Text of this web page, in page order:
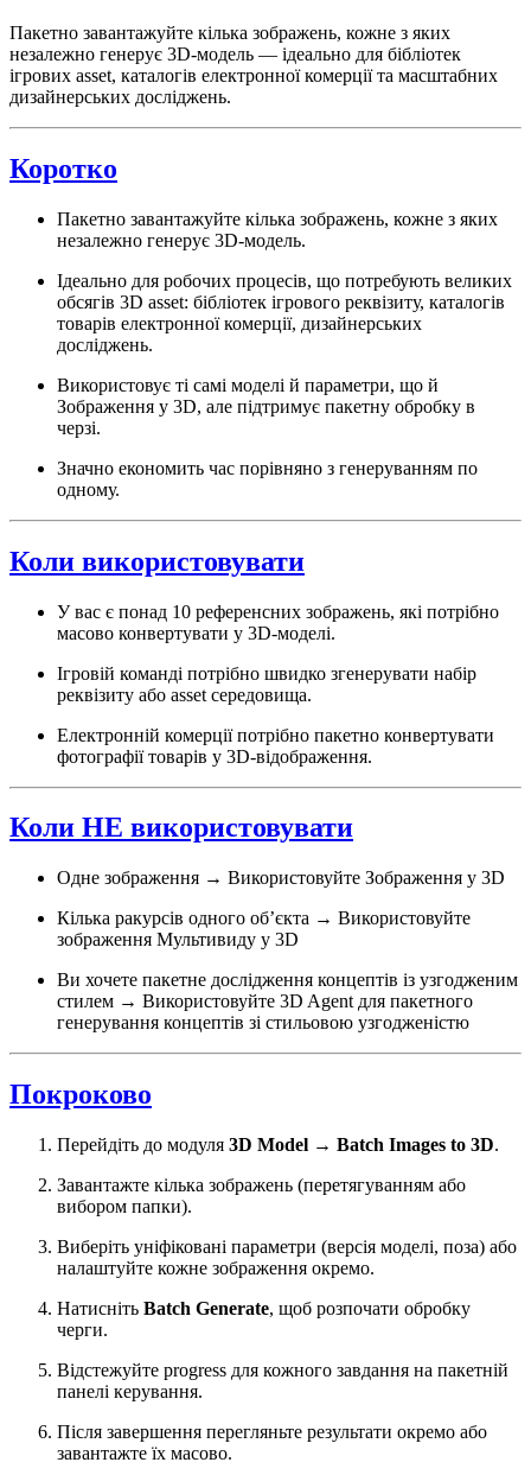
Пакетно завантажуйте кілька зображень, кожне з яких
незалежно генерує 3D-модель — ідеально для бібліотек
ігрових asset, каталогів електронної комерції та масштабних
дизайнерських досліджень.
Коротко
Пакетно завантажуйте кілька зображень, кожне з яких
незалежно генерує 3D-модель.
Ідеально для робочих процесів, що потребують великих
обсягів 3D asset: бібліотек ігрового реквізиту, каталогів
товарів електронної комерції, дизайнерських
досліджень.
Використовує ті самі моделі й параметри, що й
Зображення у 3D, але підтримує пакетну обробку в
черзі.
Значно економить час порівняно з генеруванням по
одному.
Коли використовувати
У вас є понад 10 референсних зображень, які потрібно
масово конвертувати у 3D-моделі.
Ігровій команді потрібно швидко згенерувати набір
реквізиту або asset середовища.
Електронній комерції потрібно пакетно конвертувати
фотографії товарів у 3D-відображення.
Коли НЕ використовувати
Одне зображення → Використовуйте Зображення у 3D
Кілька ракурсів одного об’єкта → Використовуйте
зображення Мультивиду у 3D
Ви хочете пакетне дослідження концептів із узгодженим
стилем → Використовуйте 3D Agent для пакетного
генерування концептів зі стильовою узгодженістю
Покроково
Перейдіть до модуля 3D Model → Batch Images to 3D.
Завантажте кілька зображень (перетягуванням або
вибором папки).
Виберіть уніфіковані параметри (версія моделі, поза) або
налаштуйте кожне зображення окремо.
Натисніть Batch Generate, щоб розпочати обробку
черги.
Відстежуйте progress для кожного завдання на пакетній
панелі керування.
Після завершення перегляньте результати окремо або
завантажте їх масово.